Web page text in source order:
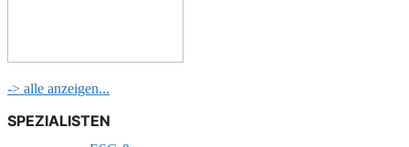
-> alle anzeigen...
SPEZIALISTEN